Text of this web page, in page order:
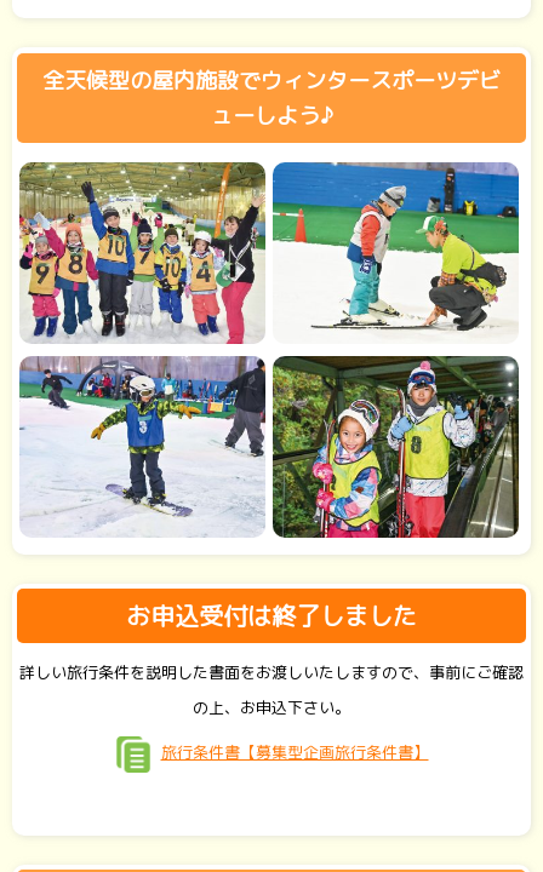
全天候型の屋内施設でウィンタースポーツデビ
ューしよう♪
お申込受付は終了しました
詳しい旅行条件を説明した書面をお渡しいたしますので、事前にご確認
の上、お申込下さい。
旅行条件書【募集型企画旅行条件書】